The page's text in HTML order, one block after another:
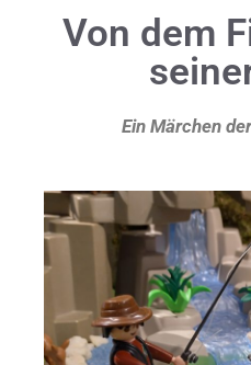
Von dem
Ein Märchen